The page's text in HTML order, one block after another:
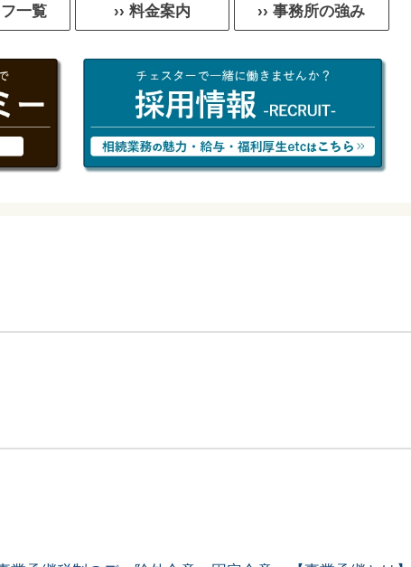
フ一覧 ›› 料金案内 ›› 事務所の強み